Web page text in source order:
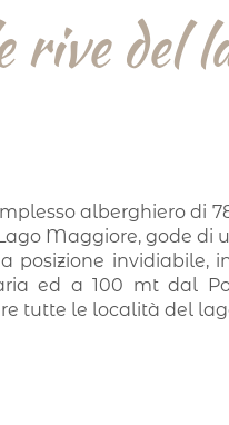
rive del
alberghiero di
Maggiore, gode di
posizione invidiabile,
ed a 100 mt dal
tutte le località del